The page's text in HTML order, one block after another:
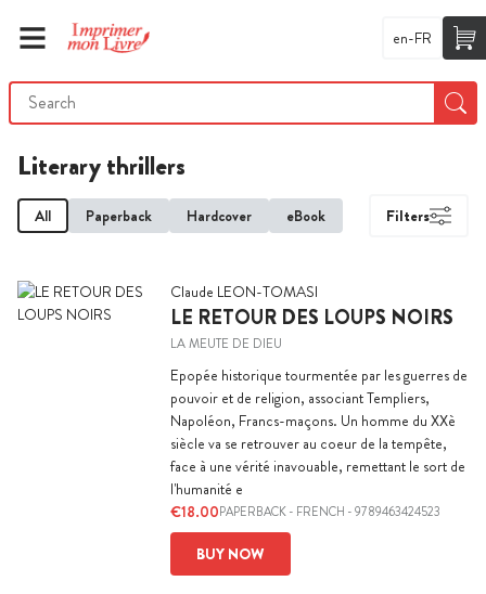
en-FR
Literary thrillers
All Paperback Hardcover eBook Filters
Claude LEON-TOMASI
LE RETOUR DES LOUPS NOIRS
LA MEUTE DE DIEU
Epopée historique tourmentée par les guerres de
pouvoir et de religion, associant Templiers,
Napoléon, Francs-maçons. Un homme du XXè
siècle va se retrouver au coeur de la tempête,
face à une vérité inavouable, remettant le sort de
l'humanité e
€18.00PAPERBACK- FRENCH - 9789463424523
BUY NOW